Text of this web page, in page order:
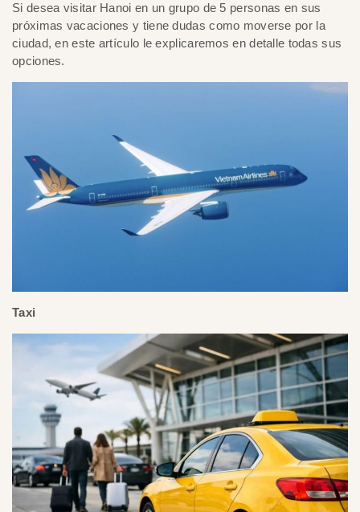
Si desea visitar Hanoi en un grupo de 5 personas en sus
próximas vacaciones y tiene dudas como moverse por la
ciudad, en este artículo le explicaremos en detalle todas sus
opciones.
Taxi